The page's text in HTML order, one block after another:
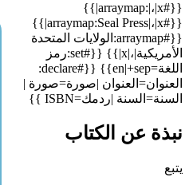
{{#arraymap:|،|x|}}
{{#arraymap:Seal Press|،|x|}}
{{#arraymap:الولايات المتحدة
الأمريكية|،|x|}} {{#set:رمز
اللغة=en|+sep}} {{#declare:
العنوان=العنوان |صورة=صورة |
السنة=السنة |ردمك=ISBN }}
نبذة عن الكتاب
يتبع